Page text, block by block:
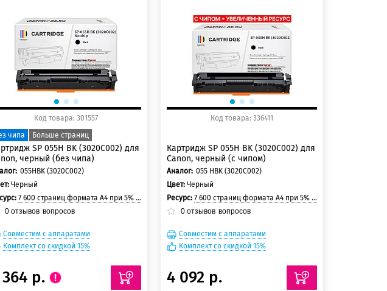
125 баллов
150 баллов
Код товара: 301557
чипа
Больше страниц
SP 055H BK (3020C002) для
черный (без чипа)
055HBK (3020C002)
Черный
7 600 страниц формата А4 при 5% заполнении страницы
0 отзывов вопросов
Совместим с аппаратами
Комплект со скидкой 15%
р.
125 баллов
150 баллов
Код товара: 336411
Картридж SP 055H BK (3020C002) для
Canon, черный (с чипом)
Аналог: 055 HBK (3020C002)
Цвет: Черный
Ресурс: 7 600 страниц формата A4 при 5% заполнении страницы
0 отзывов вопросов
Совместим с аппаратами
Комплект со скидкой 15%
4 092 р.